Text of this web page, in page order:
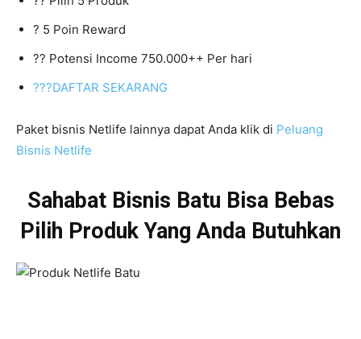
? 5 Poin Reward
?? Potensi Income 750.000++ Per hari
???DAFTAR SEKARANG
Paket bisnis Netlife lainnya dapat Anda klik di Peluang
Bisnis Netlife
Sahabat Bisnis Batu Bisa Bebas
Pilih Produk Yang Anda Butuhkan